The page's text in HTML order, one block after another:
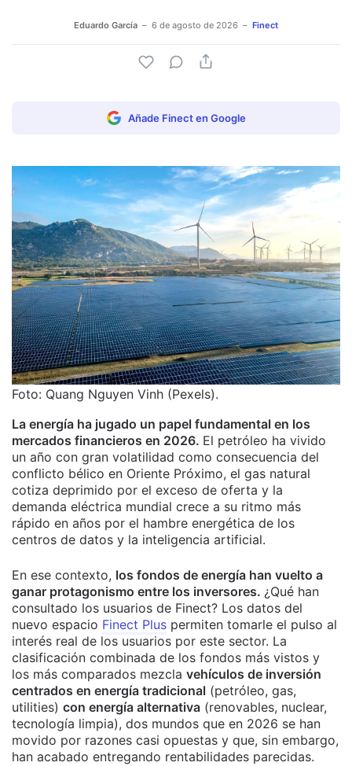
Eduardo García 6 de agosto de 2026 Finect
Añade Finect en Google
Foto: Quang Nguyen Vinh (Pexels).
La energía ha jugado un papel fundamental en los
mercados financieros en 2026. El petróleo ha vivido
un año con gran volatilidad como consecuencia del
conflicto bélico en Oriente Próximo, el gas natural
cotiza deprimido por el exceso de oferta y la
demanda eléctrica mundial crece a su ritmo más
rápido en años por el hambre energética de los
centros de datos y la inteligencia artificial.
En ese contexto, los fondos de energía han vuelto a
ganar protagonismo entre los inversores. ¿Qué han
consultado los usuarios de Finect? Los datos del
nuevo espacio Finect Plus permiten tomarle el pulso al
interés real de los usuarios por este sector. La
clasificación combinada de los fondos más vistos y
los más comparados mezcla vehículos de inversión
centrados en energía tradicional (petróleo, gas,
utilities) con energía alternativa (renovables, nuclear,
tecnología limpia), dos mundos que en 2026 se han
movido por razones casi opuestas y que, sin embargo,
han acabado entregando rentabilidades parecidas.